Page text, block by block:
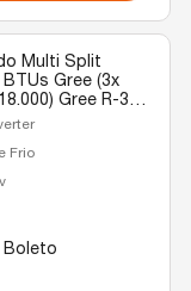
Multi Split
Gree (3x
Gree R-32
Frio
Boleto